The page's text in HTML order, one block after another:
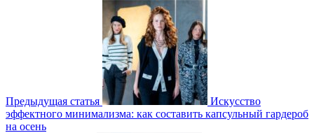
Предыдущая статья
Искусство
эффектного минимализма: как составить капсульный гардероб
на осень